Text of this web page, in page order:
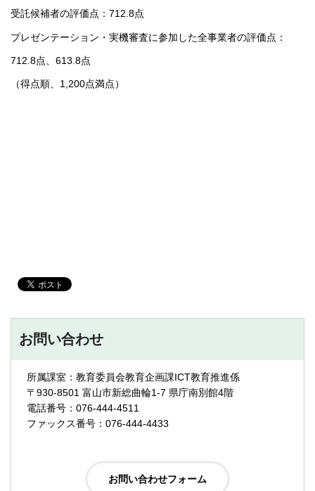
受託候補者の評価点：712.8点
プレゼンテーション・実機審査に参加した全事業者の評価点：
712.8点、613.8点
（得点順、1,200点満点）
お問い合わせ
所属課室：教育委員会教育企画課ICT教育推進係
〒930-8501 富山市新総曲輪1-7 県庁南別館4階
電話番号：076-444-4511
ファックス番号：076-444-4433